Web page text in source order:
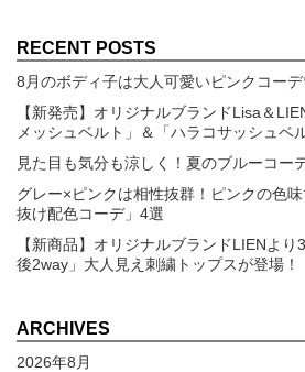
RECENT POSTS
8月のボディ子は大人可愛いピンクコー
【新発売】オリジナルブランドLisa＆
メッシュベルト」＆「ハラコサッシュベ
見た目も気分も涼しく！夏のブルーコー
グレー×ピンクは相性抜群！ピンクの色
抜け配色コーデ」4選
【新商品】オリジナルブランドLIENよ
後2way」大人見え刺繍トップスが登場！
ARCHIVES
2026年8月